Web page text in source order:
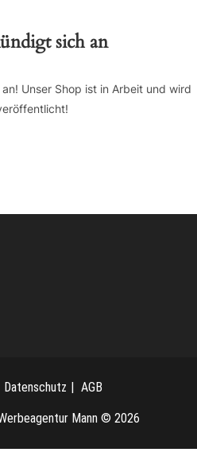
sich an
Unser Shop ist in Arbeit und wird
Datenschutz AGB
Mann © 2026